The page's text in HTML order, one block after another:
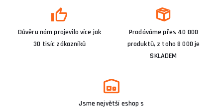
Důvěru nám projevilo více jak
30 tisíc zákazníků
Prodáváme přes 40 000
produktů, z toho 8 000 je
SKLADEM
Jsme největší eshop s